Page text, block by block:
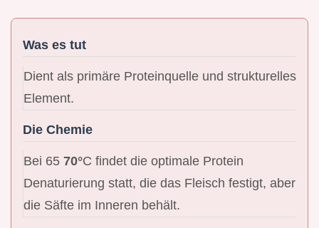
Was es tut
Dient als primäre Proteinquelle und strukturelles
Element.
Die Chemie
Bei 65 70°C findet die optimale Protein
Denaturierung statt, die das Fleisch festigt, aber
die Säfte im Inneren behält.